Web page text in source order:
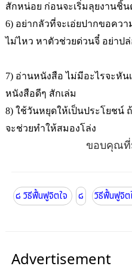
สักหน่อย ก่อนจะเริ่มลุยงานชิ้น
6) อย่ากลัวที่จะเอ่ยปากขอคว
ไม่ไหว หาตัวช่วยด่วนจี๋ อย่าป
7) อ่านหนังสือ ไม่มีอะไรจะหัน
หนังสือดีๆ สักเล่ม
8) ใช้วันหยุดให้เป็นประโยชน์
จะช่วยทำให้สมองโล่ง
ขอบคุณที่มาที่ไ
๘ วิธีฟื้นฟูจิตใจ ๘ วิธีฟื้นฟูจิต
Advertisement